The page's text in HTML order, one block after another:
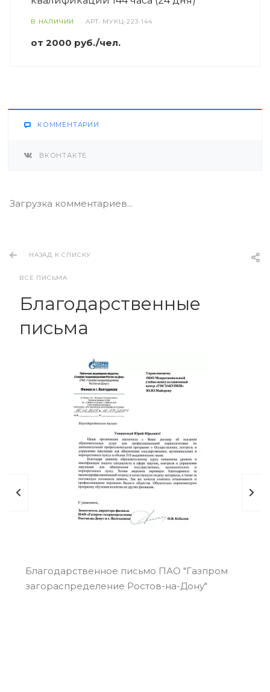
В НАЛИЧИИ АРТ. МУКЦ-223-144
от 2000 руб./чел.
КОММЕНТАРИИ
ВКОНТАКТЕ
Загрузка комментариев...
НАЗАД К СПИСКУ
ВСЕ ПИСЬМА
Благодарственные
письма
Благодарственное письмо ПАО "Газпром
загораспределение Ростов-на-Дону"